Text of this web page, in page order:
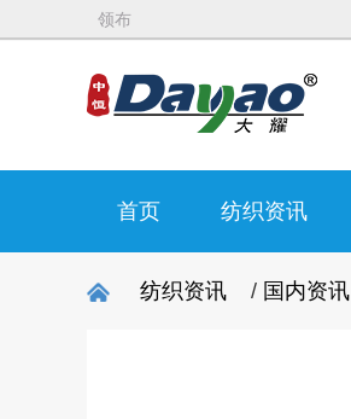
领布
首页 纺织资讯
纺织资讯 / 国内资讯